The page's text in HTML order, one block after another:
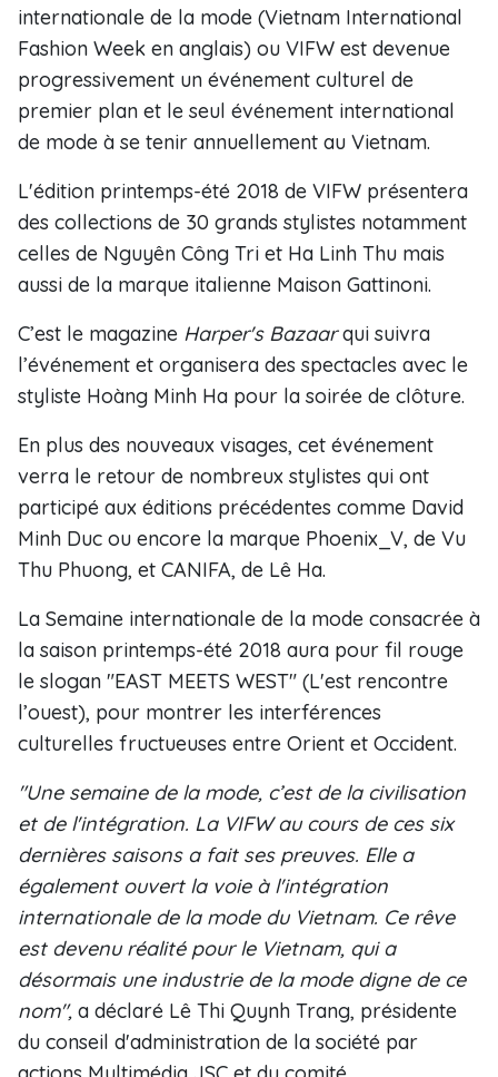
internationale de la mode (Vietnam International
Fashion Week en anglais) ou VIFW est devenue
progressivement un événement culturel de
premier plan et le seul événement international
de mode à se tenir annuellement au Vietnam.
L'édition printemps-été 2018 de VIFW présentera
des collections de 30 grands stylistes notamment
celles de Nguyên Công Tri et Ha Linh Thu mais
aussi de la marque italienne Maison Gattinoni.
C’est le magazine Harper's Bazaarqui suivra
l’événement et organisera des spectacles avec le
styliste Hoàng Minh Ha pour la soirée de clôture.
En plus des nouveaux visages, cet événement
verra le retour de nombreux stylistes qui ont
participé aux éditions précédentes comme David
Minh Duc ou encore la marque Phoenix_V, de Vu
Thu Phuong, et CANIFA, de Lê Ha.
La Semaine internationale de la mode consacrée à
la saison printemps-été 2018 aura pour fil rouge
le slogan "EAST MEETS WEST" (L'est rencontre
l’ouest), pour montrer les interférences
culturelles fructueuses entre Orient et Occident.
"Une semaine de la mode, c’est de la civilisation
et de l'intégration. La VIFW au cours de ces six
dernières saisons a fait ses preuves. Elle a
également ouvert la voie à l'intégration
internationale de la mode du Vietnam. Ce rêve
est devenu réalité pour le Vietnam, qui a
désormais une industrie de la mode digne de ce
nom", a déclaré Lê Thi Quynh Trang, présidente
du conseil d'administration de la société par